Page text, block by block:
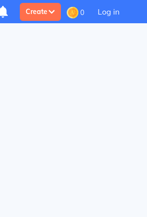
Create 0 Log in